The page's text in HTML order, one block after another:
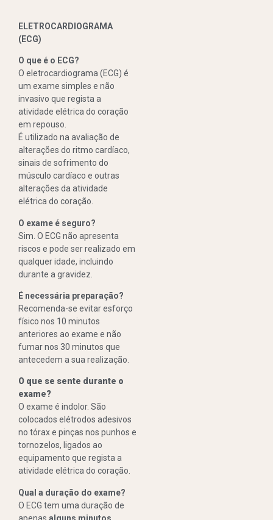
ELETROCARDIOGRAMA
(ECG)
O que é o ECG?
O eletrocardiograma (ECG) é
um exame simples e não
invasivo que regista a
atividade elétrica do coração
em repouso.
É utilizado na avaliação de
alterações do ritmo cardíaco,
sinais de sofrimento do
músculo cardíaco e outras
alterações da atividade
elétrica do coração.
O exame é seguro?
Sim. O ECG não apresenta
riscos e pode ser realizado em
qualquer idade, incluindo
durante a gravidez.
É necessária preparação?
Recomenda-se evitar esforço
físico nos 10 minutos
anteriores ao exame e não
fumar nos 30 minutos que
antecedem a sua realização.
O que se sente durante o
exame?
O exame é indolor. São
colocados elétrodos adesivos
no tórax e pinças nos punhos e
tornozelos, ligados ao
equipamento que regista a
atividade elétrica do coração.
Qual a duração do exame?
O ECG tem uma duração de
apenas alguns minutos